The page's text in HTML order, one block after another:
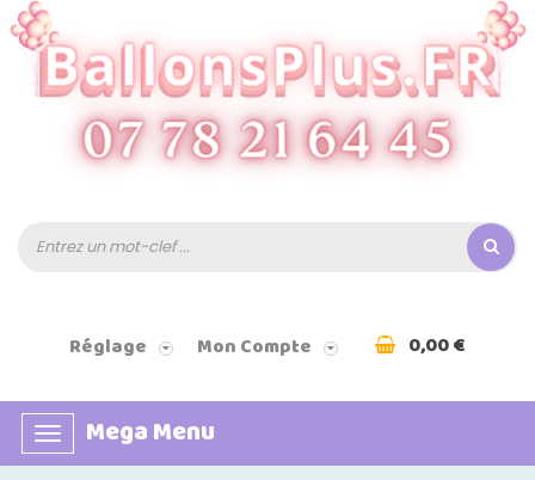
Réglage Mon Compte 0,00 €
Basculer
la
Mega Menu